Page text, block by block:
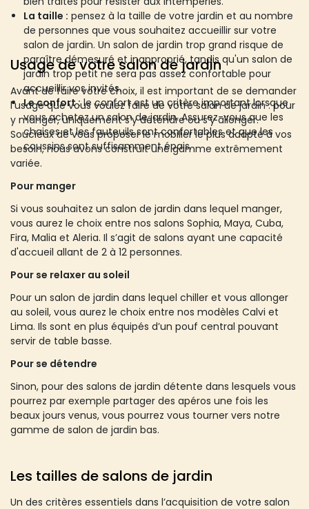
La taille : pensez à la taille de votre jardin et au nombre
de personnes que vous souhaitez accueillir sur votre
salon de jardin. Un salon de jardin trop grand risque de
paraître démesuré et inapproprié, tandis qu'un salon de
jardin trop petit ne sera pas assez confortable pour
accueillir vos invités.
Le confort :le confort est un critère important lorsque
vous achetez un salon de jardin. Assurez-vous que les
chaises et les fauteuils sont confortables et que les
coussins sont suffisamment épais.
Usage de votre salon de jardin
Avant de faire votre choix, il est important de se demander
l’usage que vous voulez faire de votre salon de jardin : pour
y manger, uniquement s’y détendre ou s’y allonger.
Soucieux de vous proposer le mobilier le plus adapté à vos
besoin, nous avons construit une gamme extrêmement
variée.
Pour manger
Si vous souhaitez un salon de jardin dans lequel manger,
vous aurez le choix entre nos salons Sophia, Maya, Cuba,
Fira, Malia et Aleria. Il s’agit de salons ayant une capacité
d'accueil allant de 2 à 12 personnes.
Pour se relaxer au soleil
Pour un salon de jardin dans lequel chiller et vous allonger
au soleil, vous aurez le choix entre nos modèles Calvi et
Lima. Ils sont en plus équipés d’un pouf central pouvant
servir de table basse.
Pour se détendre
Sinon, pour des salons de jardin détente dans lesquels vous
pourrez par exemple partager des apéros une fois les
beaux jours venus, vous pourrez vous tourner vers notre
gamme de salon de jardin bas.
Les tailles de salons de jardin
Un des critères essentiels dans l’acquisition de votre salon